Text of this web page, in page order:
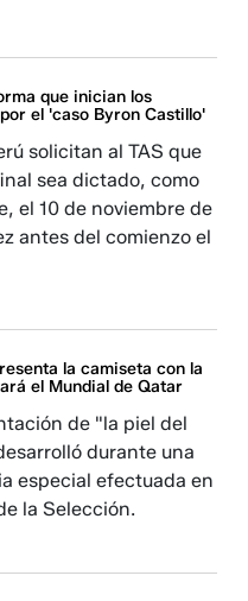
que inician los
el 'caso Byron Castillo'
solicitan al TAS que
sea dictado, como
el 10 de noviembre de
antes del comienzo el
la camiseta con la
el Mundial de Qatar
de "la piel del
durante una
especial efectuada en
la Selección.